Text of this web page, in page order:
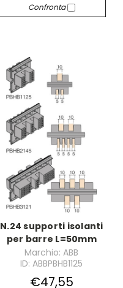
Confronta
N.24 supporti isolanti
per barre L=50mm
Marchio: ABB
ID: ABBPBHB1125
€47,55